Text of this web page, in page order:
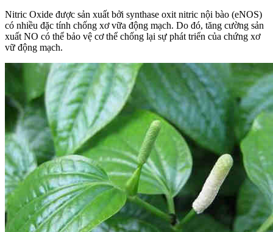
Nitric Oxide được sản xuất bởi synthase oxit nitric nội bào (eNOS)
có nhiều đặc tính chống xơ vữa động mạch. Do đó, tăng cường sản
xuất NO có thể bảo vệ cơ thể chống lại sự phát triển của chứng xơ
vữ động mạch.